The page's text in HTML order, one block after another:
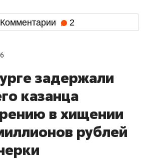
Комментарии 2
задержали
казанца
в хищении
рублей